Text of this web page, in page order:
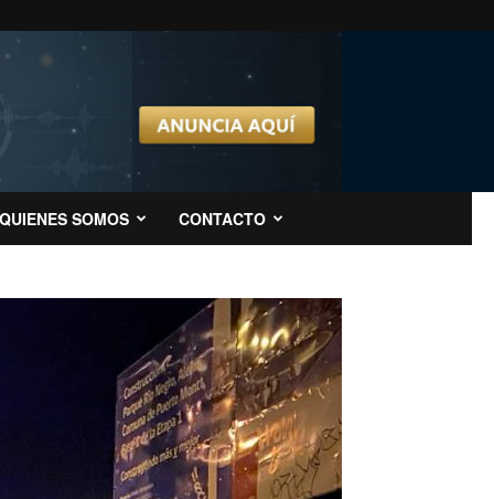
QUIENES SOMOS CONTACTO